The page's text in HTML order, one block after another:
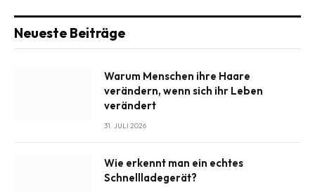
Neueste Beiträge
Warum Menschen ihre Haare
verändern, wenn sich ihr Leben
verändert
31. JULI 2026
Wie erkennt man ein echtes
Schnellladegerät?